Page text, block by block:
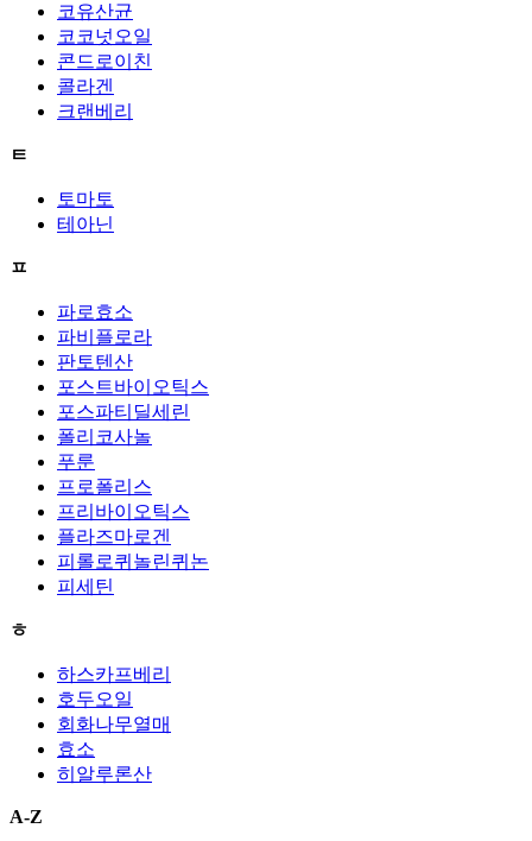
코유산균
코코넛오일
콘드로이친
콜라겐
크랜베리
ㅌ
토마토
테아닌
ㅍ
파로효소
파비플로라
판토텐산
포스트바이오틱스
포스파티딜세린
폴리코사놀
푸룬
프로폴리스
프리바이오틱스
플라즈마로겐
피롤로퀴놀린퀴논
피세틴
ㅎ
하스카프베리
호두오일
회화나무열매
효소
히알루론산
A-Z